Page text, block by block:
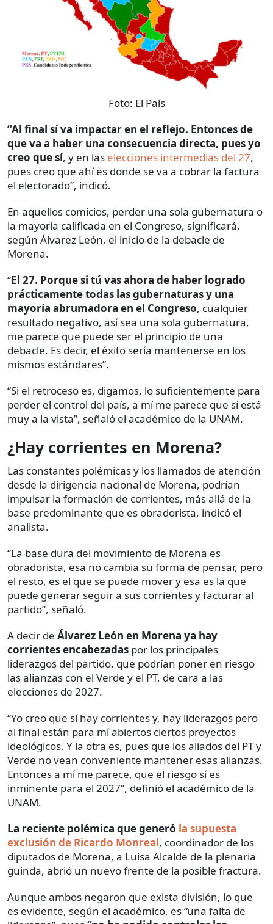
Foto: El País
“Al final sí va impactar en el reflejo. Entonces de
que va a haber una consecuencia directa, pues yo
creo que sí, y en las elecciones intermedias del 27,
pues creo que ahí es donde se va a cobrar la factura
el electorado”, indicó.
En aquellos comicios, perder una sola gubernatura o
la mayoría calificada en el Congreso, significará,
según Álvarez León, el inicio de la debacle de
Morena.
“El 27. Porque si tú vas ahora de haber logrado
prácticamente todas las gubernaturas y una
mayoría abrumadora en el Congreso, cualquier
resultado negativo, así sea una sola gubernatura,
me parece que puede ser el principio de una
debacle. Es decir, el éxito sería mantenerse en los
mismos estándares”.
“Si el retroceso es, digamos, lo suficientemente para
perder el control del país, a mí me parece que sí está
muy a la vista”, señaló el académico de la UNAM.
¿Hay corrientes en Morena?
Las constantes polémicas y los llamados de atención
desde la dirigencia nacional de Morena, podrían
impulsar la formación de corrientes, más allá de la
base predominante que es obradorista, indicó el
analista.
“La base dura del movimiento de Morena es
obradorista, esa no cambia su forma de pensar, pero
el resto, es el que se puede mover y esa es la que
puede generar seguir a sus corrientes y facturar al
partido”, señaló.
A decir de Álvarez León en Morena ya hay
corrientes encabezadas por los principales
liderazgos del partido, que podrían poner en riesgo
las alianzas con el Verde y el PT, de cara a las
elecciones de 2027.
“Yo creo que sí hay corrientes y, hay liderazgos pero
al final están para mí abiertos ciertos proyectos
ideológicos. Y la otra es, pues que los aliados del PT y
Verde no vean conveniente mantener esas alianzas.
Entonces a mí me parece, que el riesgo sí es
inminente para el 2027”, definió el académico de la
UNAM.
La reciente polémica que generó la supuesta
exclusión de Ricardo Monreal, coordinador de los
diputados de Morena, a Luisa Alcalde de la plenaria
guinda, abrió un nuevo frente de la posible fractura.
Aunque ambos negaron que exista división, lo que
es evidente, según el académico, es “una falta de